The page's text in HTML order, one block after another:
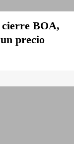
BOA,
precio